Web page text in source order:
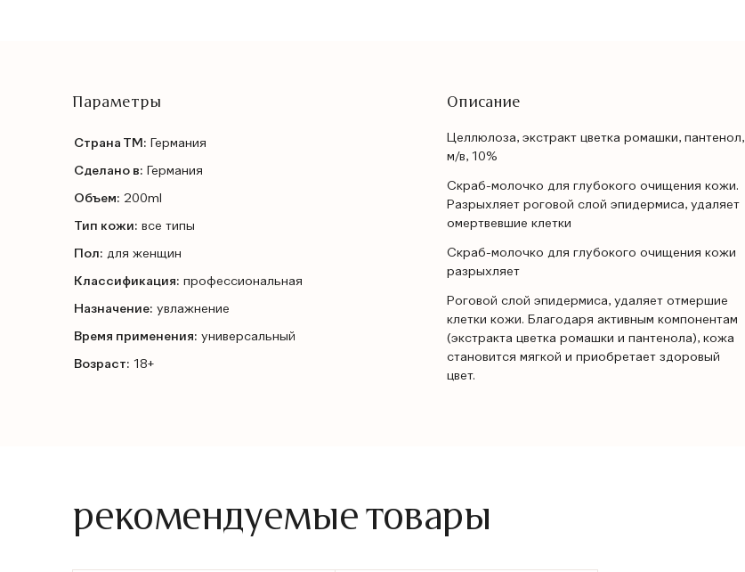
Параметры
Страна ТМ: Германия
Сделано в: Германия
Объем: 200ml
Тип кожи: все типы
Пол: для женщин
Классификация: профессиональная
Назначение: увлажнение
Время применения: универсальный
Возраст: 18+
Описание
Целлюлоза, экстракт цветка ромашки, пантенол,
м/в, 10%
Скраб-молочко для глубокого очищения кожи.
Разрыхляет роговой слой эпидермиса, удаляет
омертвевшие клетки
Скраб-молочко для глубокого очищения кожи
разрыхляет
Роговой слой эпидермиса, удаляет отмершие
клетки кожи. Благодаря активным компонентам
(экстракта цветка ромашки и пантенола), кожа
становится мягкой и приобретает здоровый
цвет.
рекомендуемые товары